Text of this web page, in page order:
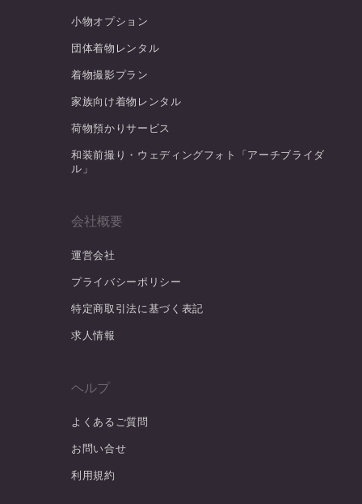
小物オプション
団体着物レンタル
着物撮影プラン
家族向け着物レンタル
荷物預かりサービス
和装前撮り・ウェディングフォト「アーチブライダ
ル」
会社概要
運営会社
プライバシーポリシー
特定商取引法に基づく表記
求人情報
ヘルプ
よくあるご質問
お問い合せ
利用規約